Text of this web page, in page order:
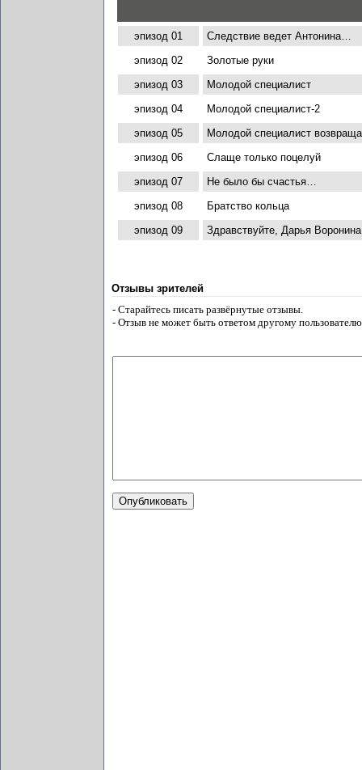
эпизод 01
Следствие ведет Антонина…
эпизод 02
Золотые руки
эпизод 03
Молодой специалист
эпизод 04
Молодой специалист-2
эпизод 05
Молодой специалист
эпизод 06
Слаще только поцелуй
эпизод 07
Не было бы счастья…
эпизод 08
Братство кольца
эпизод 09
Здравствуйте, Дарья
Отзывы зрителей
- Старайтесь писать развёрнутые отзывы.
- Отзыв не может быть ответом другому